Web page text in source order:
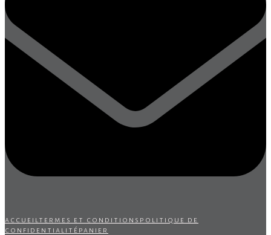
accueil termes et conditions politique de
confidentialité panier